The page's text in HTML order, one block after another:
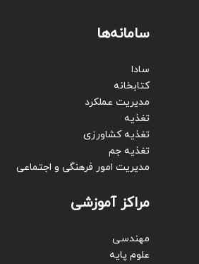
سامانه‌ها
سادا
کتابخانه
مدیریت عملکرد
تغذیه
تغذیه کشاورزی
تغذیه جم
مدیریت امور فرهنگی و اجتماعی
مراکز آموزشی
مهندسی
علوم پایه